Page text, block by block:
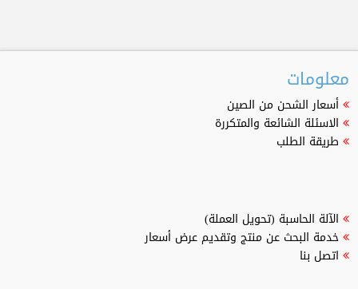
معلومات
أسعار الشحن من الصين
الاسئلة الشائعة والمتكررة
طريقة الطلب
الآلة الحاسبة (تحويل العملة)
خدمة البحث عن منتج وتقديم عرض أسعار
اتصل بنا